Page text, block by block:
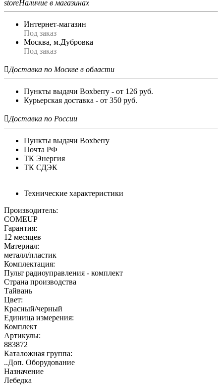
storeНаличие в магазинах
Интернет-магазин
Под заказ
Москва, м.Дубровка
Под заказ
Доставка по Москве в области
Пункты выдачи Boxberry - от 126 руб.
Курьерская доставка - от 350 руб.
Доставка по России
Пункты выдачи Boxberry
Почта РФ
ТК Энергия
ТК СДЭК
Технические характеристики
Производитель:
COMEUP
Гарантия:
12 месяцев
Материал:
металл/пластик
Комплектация:
Пульт радиоуправления - комплект
Страна производства
Тайвань
Цвет:
Красный/черный
Единица измерения:
Комплект
Артикулы:
883872
Каталожная группа:
..Доп. Оборудование
Назначение
Лебедка